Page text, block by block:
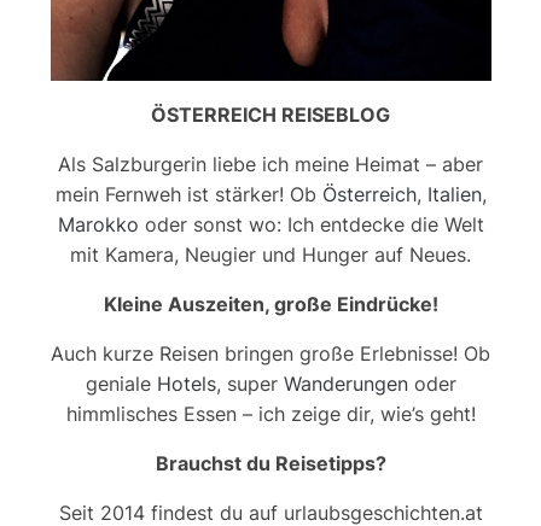
ÖSTERREICH REISEBLOG
Als Salzburgerin liebe ich meine Heimat – aber
mein Fernweh ist stärker! Ob Österreich, Italien,
Marokko oder sonst wo: Ich entdecke die Welt
mit Kamera, Neugier und Hunger auf Neues.
Kleine Auszeiten, große Eindrücke!
Auch kurze Reisen bringen große Erlebnisse! Ob
geniale Hotels, super Wanderungenoder
himmlisches Essen – ich zeige dir, wie’s geht!
Brauchst du Reisetipps?
Seit 2014 findest du auf urlaubsgeschichten.at